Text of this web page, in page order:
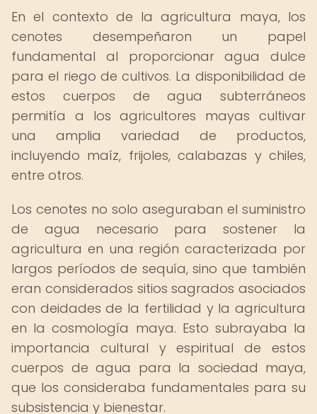
En el contexto de la agricultura maya, los
cenotes desempeñaron un papel
fundamental al proporcionar agua dulce
para el riego de cultivos. La disponibilidad de
estos cuerpos de agua subterráneos
permitía a los agricultores mayas cultivar
una amplia variedad de productos,
incluyendo maíz, frijoles, calabazas y chiles,
entre otros.
Los cenotes no solo aseguraban el suministro
de agua necesario para sostener la
agricultura en una región caracterizada por
largos períodos de sequía, sino que también
eran considerados sitios sagrados asociados
con deidades de la fertilidad y la agricultura
en la cosmología maya. Esto subrayaba la
importancia cultural y espiritual de estos
cuerpos de agua para la sociedad maya,
que los consideraba fundamentales para su
subsistencia y bienestar.